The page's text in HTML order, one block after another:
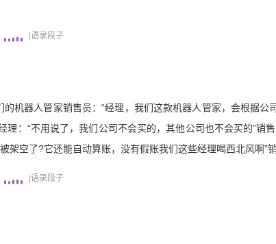
语录段子
机器人管家销售员：“经理，我们这款机器人管家，会根据公
：“不用说了，我们公司不会买的，其他公司也不会买的”销
架空了?它还能自动算账，没有假账我们这些经理喝西北风啊”
语录段子